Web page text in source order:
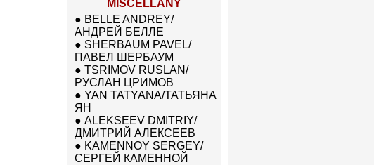
MISCELLANY
● BELLE ANDREY/
АНДРЕЙ БЕЛЛЕ
● SHERBAUM PAVEL/
ПАВЕЛ ШЕРБАУМ
● TSRIMOV RUSLAN/
РУСЛАН ЦРИМОВ
● YAN TATYANA/ТАТЬЯНА
ЯН
● ALEKSEEV DMITRIY/
ДМИТРИЙ АЛЕКСЕЕВ
● KAMENNOY SERGEY/
СЕРГЕЙ КАМЕННОЙ